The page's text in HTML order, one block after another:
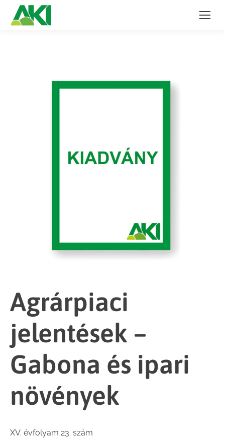
Agrárpiaci
jelentések –
Gabona és ipari
növények
XV. évfolyam 23. szám